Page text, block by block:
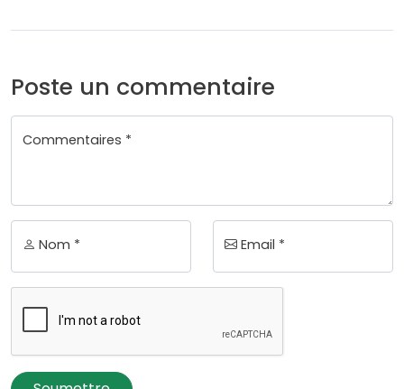
Poste un commentaire
Commentaires *
Nom * Email *